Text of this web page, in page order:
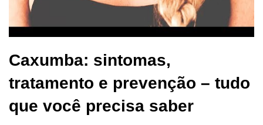
Caxumba: sintomas,
tratamento e prevenção – tudo
que você precisa saber